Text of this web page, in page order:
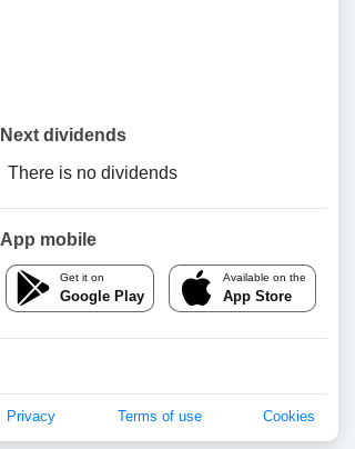
Next dividends
There is no dividends
App mobile
Get it on
Google Play
Available on the
App Store
Privacy Terms of use Cookies